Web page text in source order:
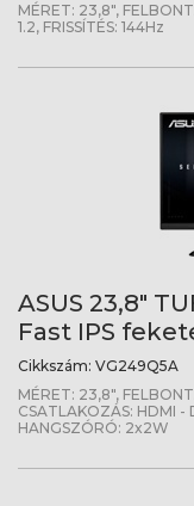
MÉRET: 23,8",
1.2, FRISSÍTÉS: 144Hz
ASUS 23,8"
Fast IPS
Cikkszám: VG249Q5A
MÉRET: 23,8",
CSATLAKOZÁS: HDMI -
HANGSZÓRÓ: 2x2W